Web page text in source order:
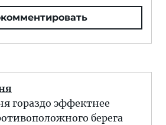
гораздо эффектнее
берега